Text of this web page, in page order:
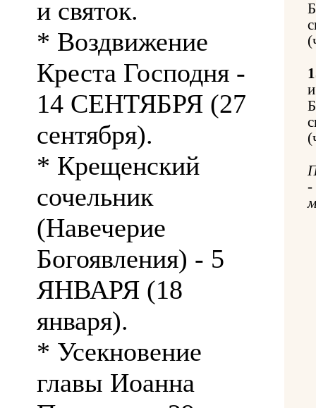
и святок.
* Воздвижение
Креста Господня -
14 СЕНТЯБРЯ (27
сентября).
* Крещенский
сочельник
(Навечерие
Богоявления) - 5
ЯНВАРЯ (18
января).
* Усекновение
главы Иоанна
-